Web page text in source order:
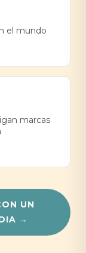
el mundo
marcas
UN
→